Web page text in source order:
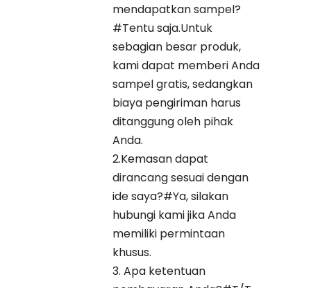
mendapatkan sampel?
#Tentu saja.Untuk
sebagian besar produk,
kami dapat memberi Anda
sampel gratis, sedangkan
biaya pengiriman harus
ditanggung oleh pihak
Anda.
2.Kemasan dapat
dirancang sesuai dengan
ide saya?#Ya, silakan
hubungi kami jika Anda
memiliki permintaan
khusus.
3. Apa ketentuan